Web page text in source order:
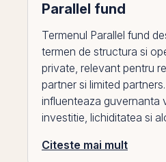
Parallel fund
Termenul Parallel fund
termen de structura si
private, relevant pentru
partner si limited
influenteaza guvernanta
investitie, lichiditatea si
Citeste mai mult